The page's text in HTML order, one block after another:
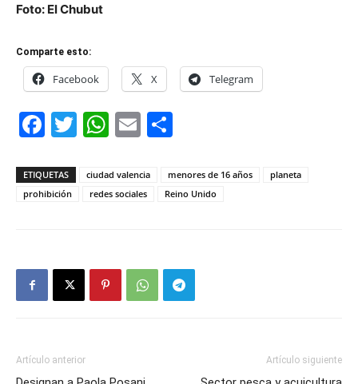
Foto: El Chubut
Comparte esto:
Facebook X Telegram
Facebook
Twitter
WhatsApp
Email
ETIQUETAS ciudad valencia menores de 16 años
planeta
prohibición
redes sociales Reino Unido
Artículo anterior Artículo siguiente